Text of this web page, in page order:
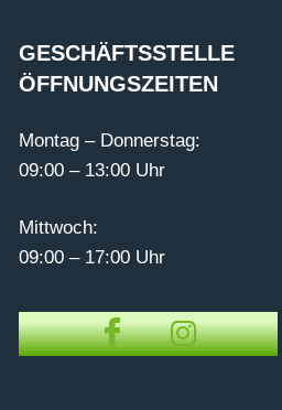
GESCHÄFTSSTELLE
ÖFFNUNGSZEITEN
Montag – Donnerstag:
09:00 – 13:00 Uhr
Mittwoch:
09:00 – 17:00 Uhr